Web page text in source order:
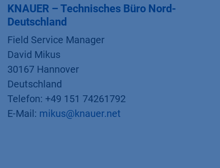
KNAUER – Technisches Büro Nord-
Deutschland
Field Service Manager
David Mikus
30167 Hannover
Deutschland
Telefon: +49 151 74261792
E-Mail: mikus@knauer.net